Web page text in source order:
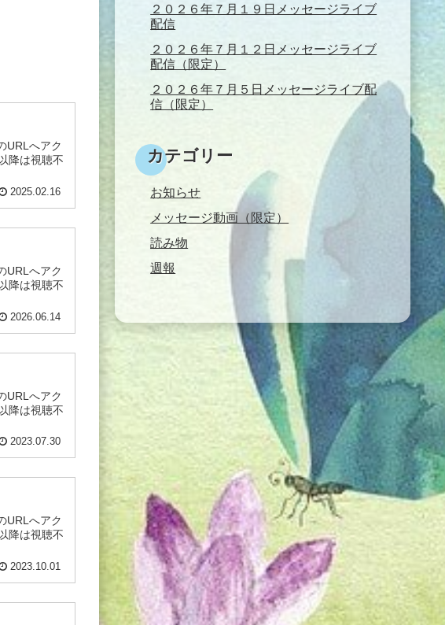
URLへアク
降は視聴不
2025.02.16
URLへアク
降は視聴不
2026.06.14
URLへアク
降は視聴不
2023.07.30
URLへアク
降は視聴不
2023.10.01
２０２６年７月１９日メッセージライブ
配信
２０２６年７月１２日メッセージライブ
配信（限定）
２０２６年７月５日メッセージライブ配
信（限定）
カテゴリー
お知らせ
メッセージ動画（限定）
読み物
週報